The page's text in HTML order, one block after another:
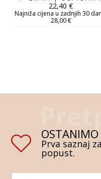
22,40€
Najniža cijena u zadnjih 30
28,00€
Prva saznaj
popust.